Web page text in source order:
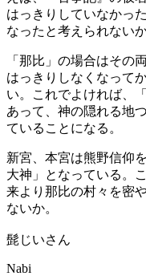
はっきりしていなかっ
なったと考えられないか
「那比」の場合はその
はっきりしなくなって
い。これでよければ、
あって、神の隠れる地
ていることになる。
新宮、本宮は熊野信仰
大神」となっている。
来より那比の村々を密
ないか。
髭じいさん
Nabi